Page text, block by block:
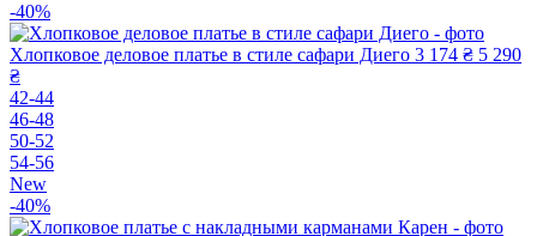
-40%
Хлопковое деловое платье в стиле сафари Диего 3 174 ₴ 5 290
₴
42-44
46-48
50-52
54-56
New
-40%